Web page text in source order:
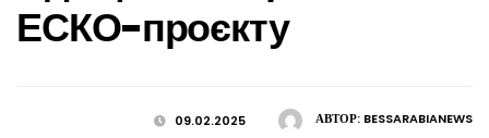
ЕСКО-проєкту
АВТОР: BESSARABIANEWS
09.02.2025